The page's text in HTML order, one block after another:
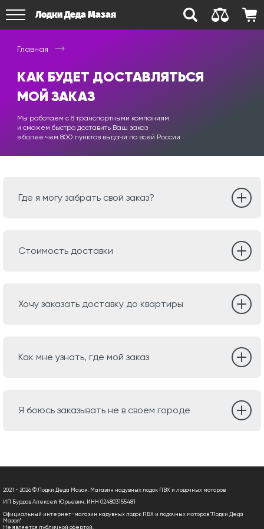
Лодки Деда Мазая
Главная
КАК БУДЕТ ДОСТАВЛЯТЬСЯ
МОЙ ЗАКАЗ
Мы работаем с 8 транспортными компаниям
и сможем быстро доставить Ваш заказ
в более чем 800 пунктов выдачи по всей России
Где я могу забрать свой заказ?
Стоимость доставки
Хочу заказать доставку до квартиры
Как мне узнать, где мой заказ
Я боюсь заказывать не в своем городе
2021 - 2026 © Лодки Деда Мазая. Магазин надувных лодок ПВХ и лодочных моторов
ИП Бурдов Алексей Юрьевич, ИНН 024803155481
Официальный интернет-магазин надувных лодок ПВХ и лодочных моторов "Лодки Деда
Мазая"
Не является публичной офертой.